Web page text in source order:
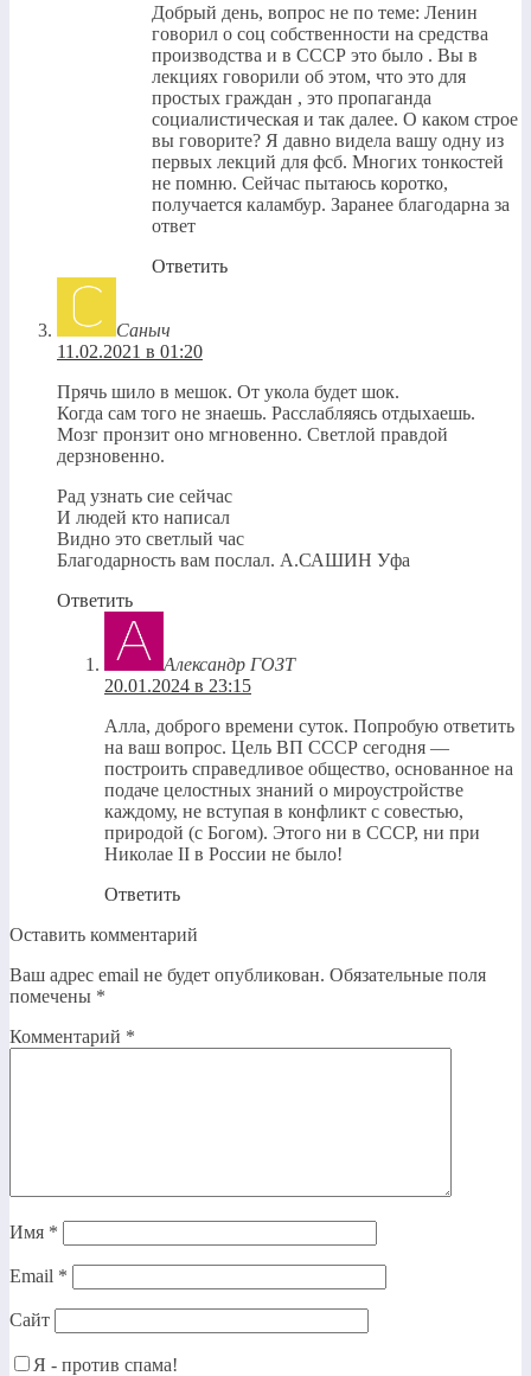
Добрый день, вопрос не по теме: Ленин
говорил о соц собственности на средства
производства и в СССР это было . Вы в
лекциях говорили об этом, что это для
простых граждан , это пропаганда
социалистическая и так далее. О каком строе
вы говорите? Я давно видела вашу одну из
первых лекций для фсб. Многих тонкостей
не помню. Сейчас пытаюсь коротко,
получается каламбур. Заранее благодарна за
ответ
Ответить
Саныч
11.02.2021 в 01:20
Прячь шило в мешок. От укола будет шок.
Когда сам того не знаешь. Расслабляясь отдыхаешь.
Мозг пронзит оно мгновенно. Светлой правдой
дерзновенно.
Рад узнать сие сейчас
И людей кто написал
Видно это светлый час
Благодарность вам послал. А.САШИН Уфа
Ответить
Александр ГОЗТ
20.01.2024 в 23:15
Алла, доброго времени суток. Попробую ответить
на ваш вопрос. Цель ВП СССР сегодня —
построить справедливое общество, основанное на
подаче целостных знаний о мироустройстве
каждому, не вступая в конфликт с совестью,
природой (с Богом). Этого ни в СССР, ни при
Николае II в России не было!
Ответить
Оставить комментарий
Ваш адрес email не будет опубликован. Обязательные поля
помечены *
Комментарий *
Имя *
Email *
Сайт
Я - против спама!